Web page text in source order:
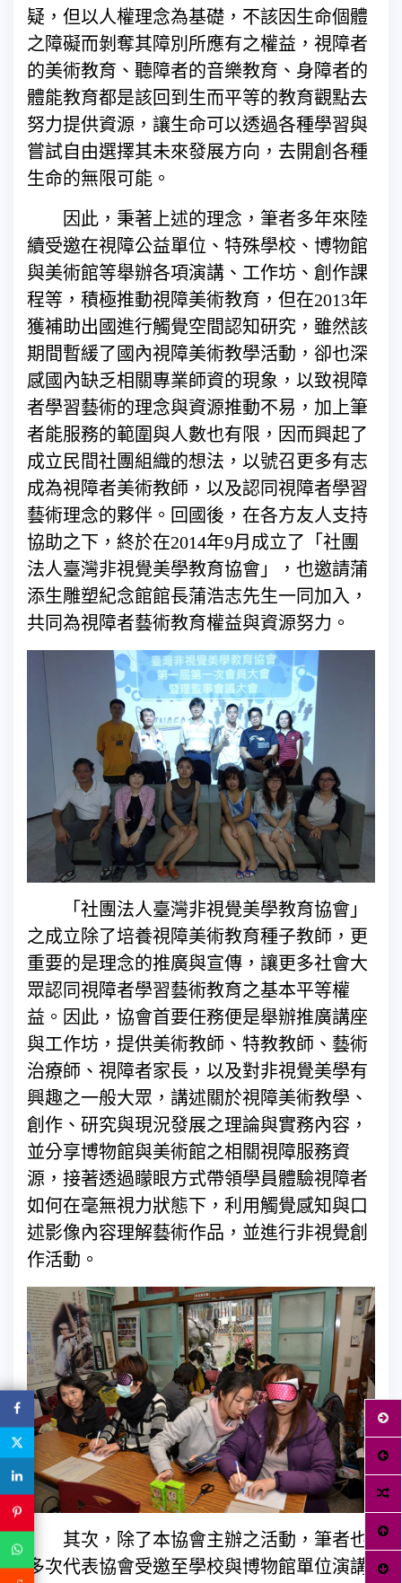
疑，但以人權理念為基礎，不該因生命個體
之障礙而剝奪其障別所應有之權益，視障者
的美術教育、聽障者的音樂教育、身障者的
體能教育都是該回到生而平等的教育觀點去
努力提供資源，讓生命可以透過各種學習與
嘗試自由選擇其未來發展方向，去開創各種
生命的無限可能。
因此，秉著上述的理念，筆者多年來陸
續受邀在視障公益單位、特殊學校、博物館
與美術館等舉辦各項演講、工作坊、創作課
程等，積極推動視障美術教育，但在2013年
獲補助出國進行觸覺空間認知研究，雖然該
期間暫緩了國內視障美術教學活動，卻也深
感國內缺乏相關專業師資的現象，以致視障
者學習藝術的理念與資源推動不易，加上筆
者能服務的範圍與人數也有限，因而興起了
成立民間社團組織的想法，以號召更多有志
成為視障者美術教師，以及認同視障者學習
藝術理念的夥伴。回國後，在各方友人支持
協助之下，終於在2014年9月成立了「社團
法人臺灣非視覺美學教育協會」，也邀請蒲
添生雕塑紀念館館長蒲浩志先生一同加入，
共同為視障者藝術教育權益與資源努力。
「社團法人臺灣非視覺美學教育協會」
之成立除了培養視障美術教育種子教師，更
重要的是理念的推廣與宣傳，讓更多社會大
眾認同視障者學習藝術教育之基本平等權
益。因此，協會首要任務便是舉辦推廣講座
與工作坊，提供美術教師、特教教師、藝術
治療師、視障者家長，以及對非視覺美學有
興趣之一般大眾，講述關於視障美術教學、
創作、研究與現況發展之理論與實務內容，
並分享博物館與美術館之相關視障服務資
源，接著透過矇眼方式帶領學員體驗視障者
如何在毫無視力狀態下，利用觸覺感知與口
述影像內容理解藝術作品，並進行非視覺創
作活動。
其次，除了本協會主辦之活動，筆者也
多次代表協會受邀至學校與博物館單位演講